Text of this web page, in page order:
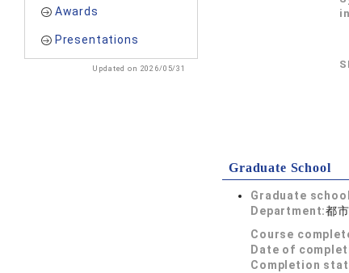
Awards
Presentations
Updated on 2026/05/31
Graduate School
Graduate
Department:都
Course
Date of
Completion